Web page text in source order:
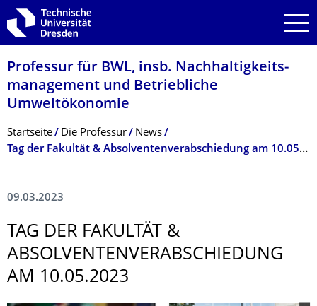
Zur Hauptnavigation springen
Zur Suche springen
Zum Inhalt springen
Professur für BWL, insb. Nachhaltigkeits­
management und Betriebliche
Umweltökonomie
Breadcrumb-Menü
Startseite Die Professur
News
Tag der Fakultät & Absolventenverabschiedung am 10.05.2023
09.03.2023
TAG DER FAKULTÄT &
ABSOLVENTENVER­ABSCHIEDUNG
AM 10.05.2023